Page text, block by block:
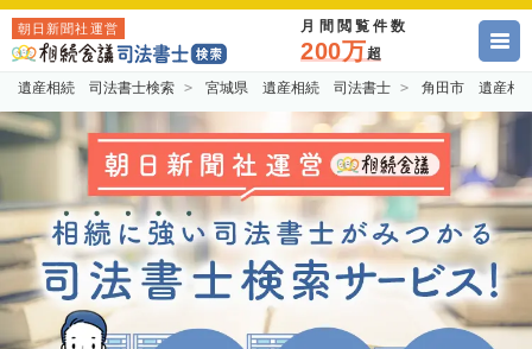
朝日新聞社運営 月間閲覧件数
200万超
遺産相続 司法書士検索 宮城県 遺産相続 司法書士 角田市 遺産相